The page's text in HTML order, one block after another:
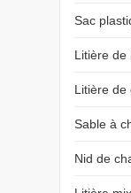
Sac
Litière de
Litière de
Sable à
Nid de